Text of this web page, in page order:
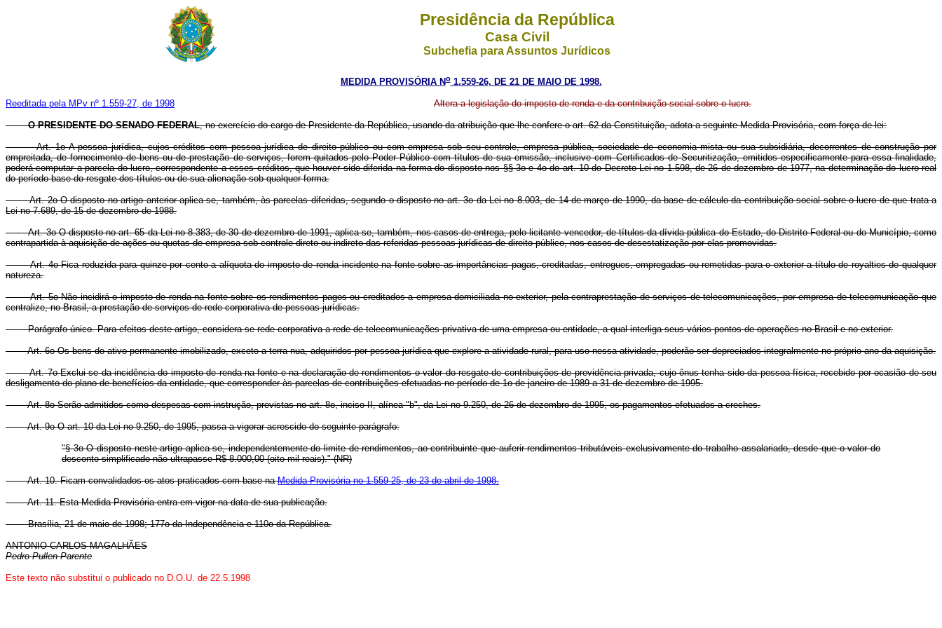
Presidência da República
Casa Civil
Subchefia para Assuntos Jurídicos
MEDIDA PROVISÓRIA No1.559-26, DE 21 DE MAIO DE 1998.
Reeditada pela MPv nº 1.559-27, de 1998 Altera a legislação do imposto de renda e da contribuição social sobre o lucro.
O PRESIDENTE DO SENADO FEDERAL, no exercício do cargo de Presidente da República, usando da atribuição que lhe confere o art. 62 da Constituição, adota a seguinte Medida Provisória, com força de lei:
Art. 1o A pessoa jurídica, cujos créditos com pessoa jurídica de direito público ou com empresa sob seu controle, empresa pública, sociedade de economia mista ou sua subsidiária, decorrentes de construção por
empreitada, de fornecimento de bens ou de prestação de serviços, forem quitados pelo Poder Público com títulos de sua emissão, inclusive com Certificados de Securitização, emitidos especificamente para essa finalidade,
poderá computar a parcela do lucro, correspondente a esses créditos, que houver sido diferida na forma do disposto nos §§ 3o e 4o do art. 10 do Decreto-Lei no 1.598, de 26 de dezembro de 1977, na determinação do lucro real
do período-base do resgate dos títulos ou de sua alienação sob qualquer forma.
Art. 2o O disposto no artigo anterior aplica-se, também, às parcelas diferidas, segundo o disposto no art. 3o da Lei no 8.003, de 14 de março de 1990, da base de cálculo da contribuição social sobre o lucro de que trata a
Lei no 7.689, de 15 de dezembro de 1988.
Art. 3o O disposto no art. 65 da Lei no 8.383, de 30 de dezembro de 1991, aplica-se, também, nos casos de entrega, pelo licitante vencedor, de títulos da dívida pública do Estado, do Distrito Federal ou do Município, como
contrapartida à aquisição de ações ou quotas de empresa sob controle direto ou indireto das referidas pessoas jurídicas de direito público, nos casos de desestatização por elas promovidas.
Art. 4o Fica reduzida para quinze por cento a alíquota do imposto de renda incidente na fonte sobre as importâncias pagas, creditadas, entregues, empregadas ou remetidas para o exterior a título de royalties de qualquer
natureza.
Art. 5o Não incidirá o imposto de renda na fonte sobre os rendimentos pagos ou creditados a empresa domiciliada no exterior, pela contraprestação de serviços de telecomunicações, por empresa de telecomunicação que
centralize, no Brasil, a prestação de serviços de rede corporativa de pessoas jurídicas.
Parágrafo único. Para efeitos deste artigo, considera-se rede corporativa a rede de telecomunicações privativa de uma empresa ou entidade, a qual interliga seus vários pontos de operações no Brasil e no exterior.
Art. 6o Os bens do ativo permanente imobilizado, exceto a terra nua, adquiridos por pessoa jurídica que explore a atividade rural, para uso nessa atividade, poderão ser depreciados integralmente no próprio ano da aquisição.
Art. 7o Exclui-se da incidência do imposto de renda na fonte e na declaração de rendimentos o valor do resgate de contribuições de previdência privada, cujo ônus tenha sido da pessoa física, recebido por ocasião de seu
desligamento do plano de benefícios da entidade, que corresponder às parcelas de contribuições efetuadas no período de 1o de janeiro de 1989 a 31 de dezembro de 1995.
Art. 8o Serão admitidos como despesas com instrução, previstas no art. 8o, inciso II, alínea "b", da Lei no 9.250, de 26 de dezembro de 1995, os pagamentos efetuados a creches.
Art. 9o O art. 10 da Lei no 9.250, de 1995, passa a vigorar acrescido do seguinte parágrafo:
"§ 3o O disposto neste artigo aplica-se, independentemente do limite de rendimentos, ao contribuinte que auferir rendimentos tributáveis exclusivamente do trabalho assalariado, desde que o valor do
desconto simplificado não ultrapasse R$ 8.000,00 (oito mil reais)." (NR)
Art. 10. Ficam convalidados os atos praticados com base naMedida Provisória no 1.559-25, de 23 de abril de 1998.
Art. 11. Esta Medida Provisória entra em vigor na data de sua publicação.
Brasília, 21 de maio de 1998; 177o da Independência e 110o da República.
ANTONIO CARLOS MAGALHÃES
Pedro Pullen Parente
Este texto não substitui o publicado no D.O.U. de 22.5.1998